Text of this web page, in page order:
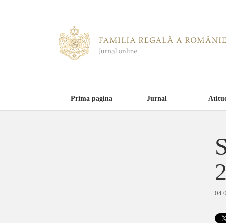
Prima pagina Jurnal